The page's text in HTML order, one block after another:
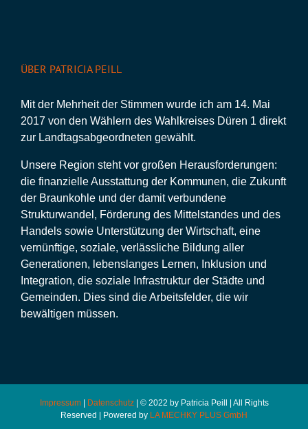
ÜBER PATRICIA PEILL
Mit der Mehrheit der Stimmen wurde ich am 14. Mai
2017 von den Wählern des Wahlkreises Düren 1 direkt
zur Landtagsabgeordneten gewählt.
Unsere Region steht vor großen Herausforderungen:
die finanzielle Ausstattung der Kommunen, die Zukunft
der Braunkohle und der damit verbundene
Strukturwandel, Förderung des Mittelstandes und des
Handels sowie Unterstützung der Wirtschaft, eine
vernünftige, soziale, verlässliche Bildung aller
Generationen, lebenslanges Lernen, Inklusion und
Integration, die soziale Infrastruktur der Städte und
Gemeinden. Dies sind die Arbeitsfelder, die wir
bewältigen müssen.
Impressum| Datenschutz| © 2022 by Patricia Peill | All Rights
Reserved | Powered by LA MECHKY PLUS GmbH